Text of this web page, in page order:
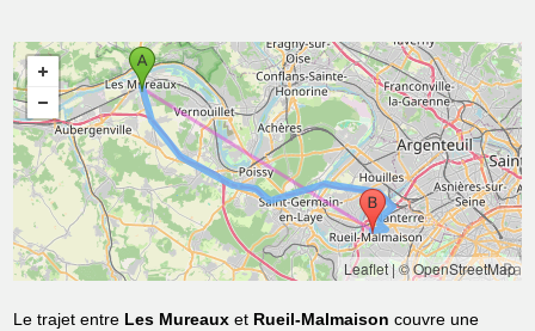
Leaflet|© OpenStreetMap
Le trajet entre Les Mureaux et Rueil-Malmaison couvre une